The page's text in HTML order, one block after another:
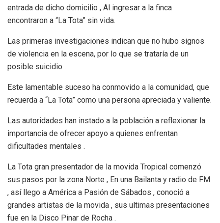
entrada de dicho domicilio , Al ingresar a la finca
encontraron a “La Tota” sin vida.
Las primeras investigaciones indican que no hubo signos
de violencia en la escena, por lo que se trataría de un
posible suicidio .
Este lamentable suceso ha conmovido a la comunidad, que
recuerda a “La Tota” como una persona apreciada y valiente.
Las autoridades han instado a la población a reflexionar la
importancia de ofrecer apoyo a quienes enfrentan
dificultades mentales .
La Tota gran presentador de la movida Tropical comenzó
sus pasos por la zona Norte , En una Bailanta y radio de FM
, así llego a América a Pasión de Sábados , conoció a
grandes artistas de la movida , sus ultimas presentaciones
fue en la Disco Pinar de Rocha .